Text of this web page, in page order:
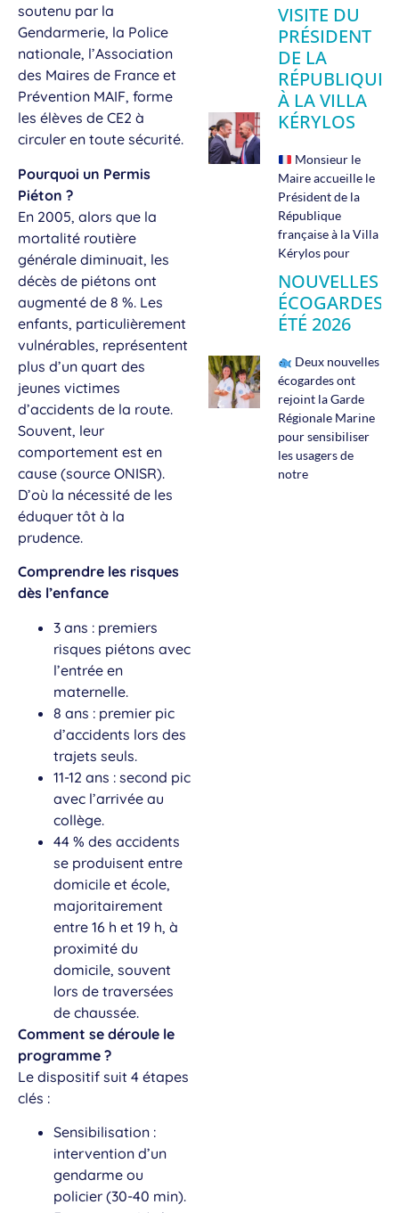
soutenu par la
Gendarmerie, la Police
nationale, l’Association
des Maires de France et
Prévention MAIF, forme
les élèves de CE2 à
circuler en toute sécurité.
Pourquoi un Permis
Piéton ?
En 2005, alors que la
mortalité routière
générale diminuait, les
décès de piétons ont
augmenté de 8 %. Les
enfants, particulièrement
vulnérables, représentent
plus d’un quart des
jeunes victimes
d’accidents de la route.
Souvent, leur
comportement est en
cause (source ONISR).
D’où la nécessité de les
éduquer tôt à la
prudence.
Comprendre les risques
dès l’enfance
3 ans : premiers
risques piétons avec
l’entrée en
maternelle.
8 ans : premier pic
d’accidents lors des
trajets seuls.
11-12 ans : second pic
avec l’arrivée au
collège.
44 % des accidents
se produisent entre
domicile et école,
majoritairement
entre 16 h et 19 h, à
proximité du
domicile, souvent
lors de traversées
de chaussée.
Comment se déroule le
programme ?
Le dispositif suit 4 étapes
clés :
Sensibilisation :
intervention d’un
gendarme ou
policier (30-40 min).
VISITE DU
PRÉSIDENT
DE LA
RÉPUBLIQUE
À LA VILLA
KÉRYLOS
Monsieur le
Maire accueille le
Président de la
République
française à la Villa
Kérylos pour
NOUVELLES
ÉCOGARDES
ÉTÉ 2026
Deux nouvelles
écogardes ont
rejoint la Garde
Régionale Marine
pour sensibiliser
les usagers de
notre